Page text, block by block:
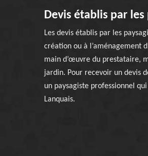
Devis établis par
Les devis établis par les
création ou à l’aménagement
main d’œuvre du prestataire,
jardin. Pour recevoir un devis
un paysagiste professionnel
Lanquais.